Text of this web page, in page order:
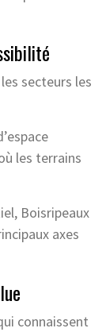
secteurs les
les terrains
Boisripeaux
axes
connaissent